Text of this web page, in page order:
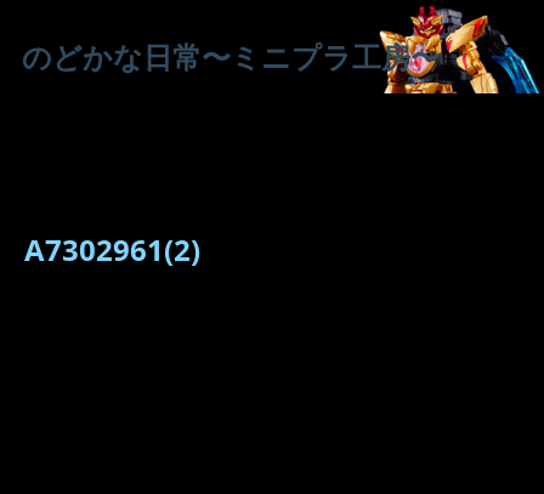
のどかな日常〜ミニプラ工房〜
A7302961(2)